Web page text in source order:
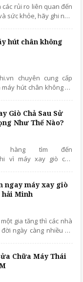
các rủi ro liên quan đến
sức khỏe, hãy ghi nhớ
hút chân không
chuyên cung cấp
hút chân không uy
Giò Chả Sau Sử
Như Thế Nào?
hàng tìm đến
vì máy xay giò chả
sinh, bảo quản máy.
Giò Chả Sau Sử Dụng
Nào?" sau đây hãy
ngay máy xay giò
hải Minh
gia tăng thì các nhà
ngày càng nhiều để
bị nhà bếp khác nhau
thị Hải Minh vẫn là
giá cao hơn cả. Cùng
Chữa Máy Thái